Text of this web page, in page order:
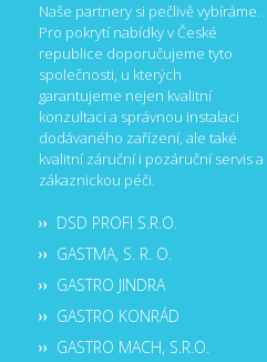
Naše partnery si pečlivě vybíráme.
Pro pokrytí nabídky v České
republice doporučujeme tyto
společnosti, u kterých
garantujeme nejen kvalitní
konzultaci a správnou instalaci
dodávaného zařízení, ale také
kvalitní záruční i pozáruční servis a
zákaznickou péči.
DSD PROFI S.R.O.
GASTMA, S. R. O.
GASTRO JINDRA
GASTRO KONRÁD
GASTRO MACH, S.R.O.